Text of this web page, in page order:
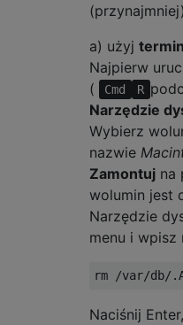
a) użyj
Najpierw
(
Cmd R
Narzędzie
Wybierz
nazwie
Zamontuj na
wolumin jest
Narzędzie
menu i wpisz
Naciśnij